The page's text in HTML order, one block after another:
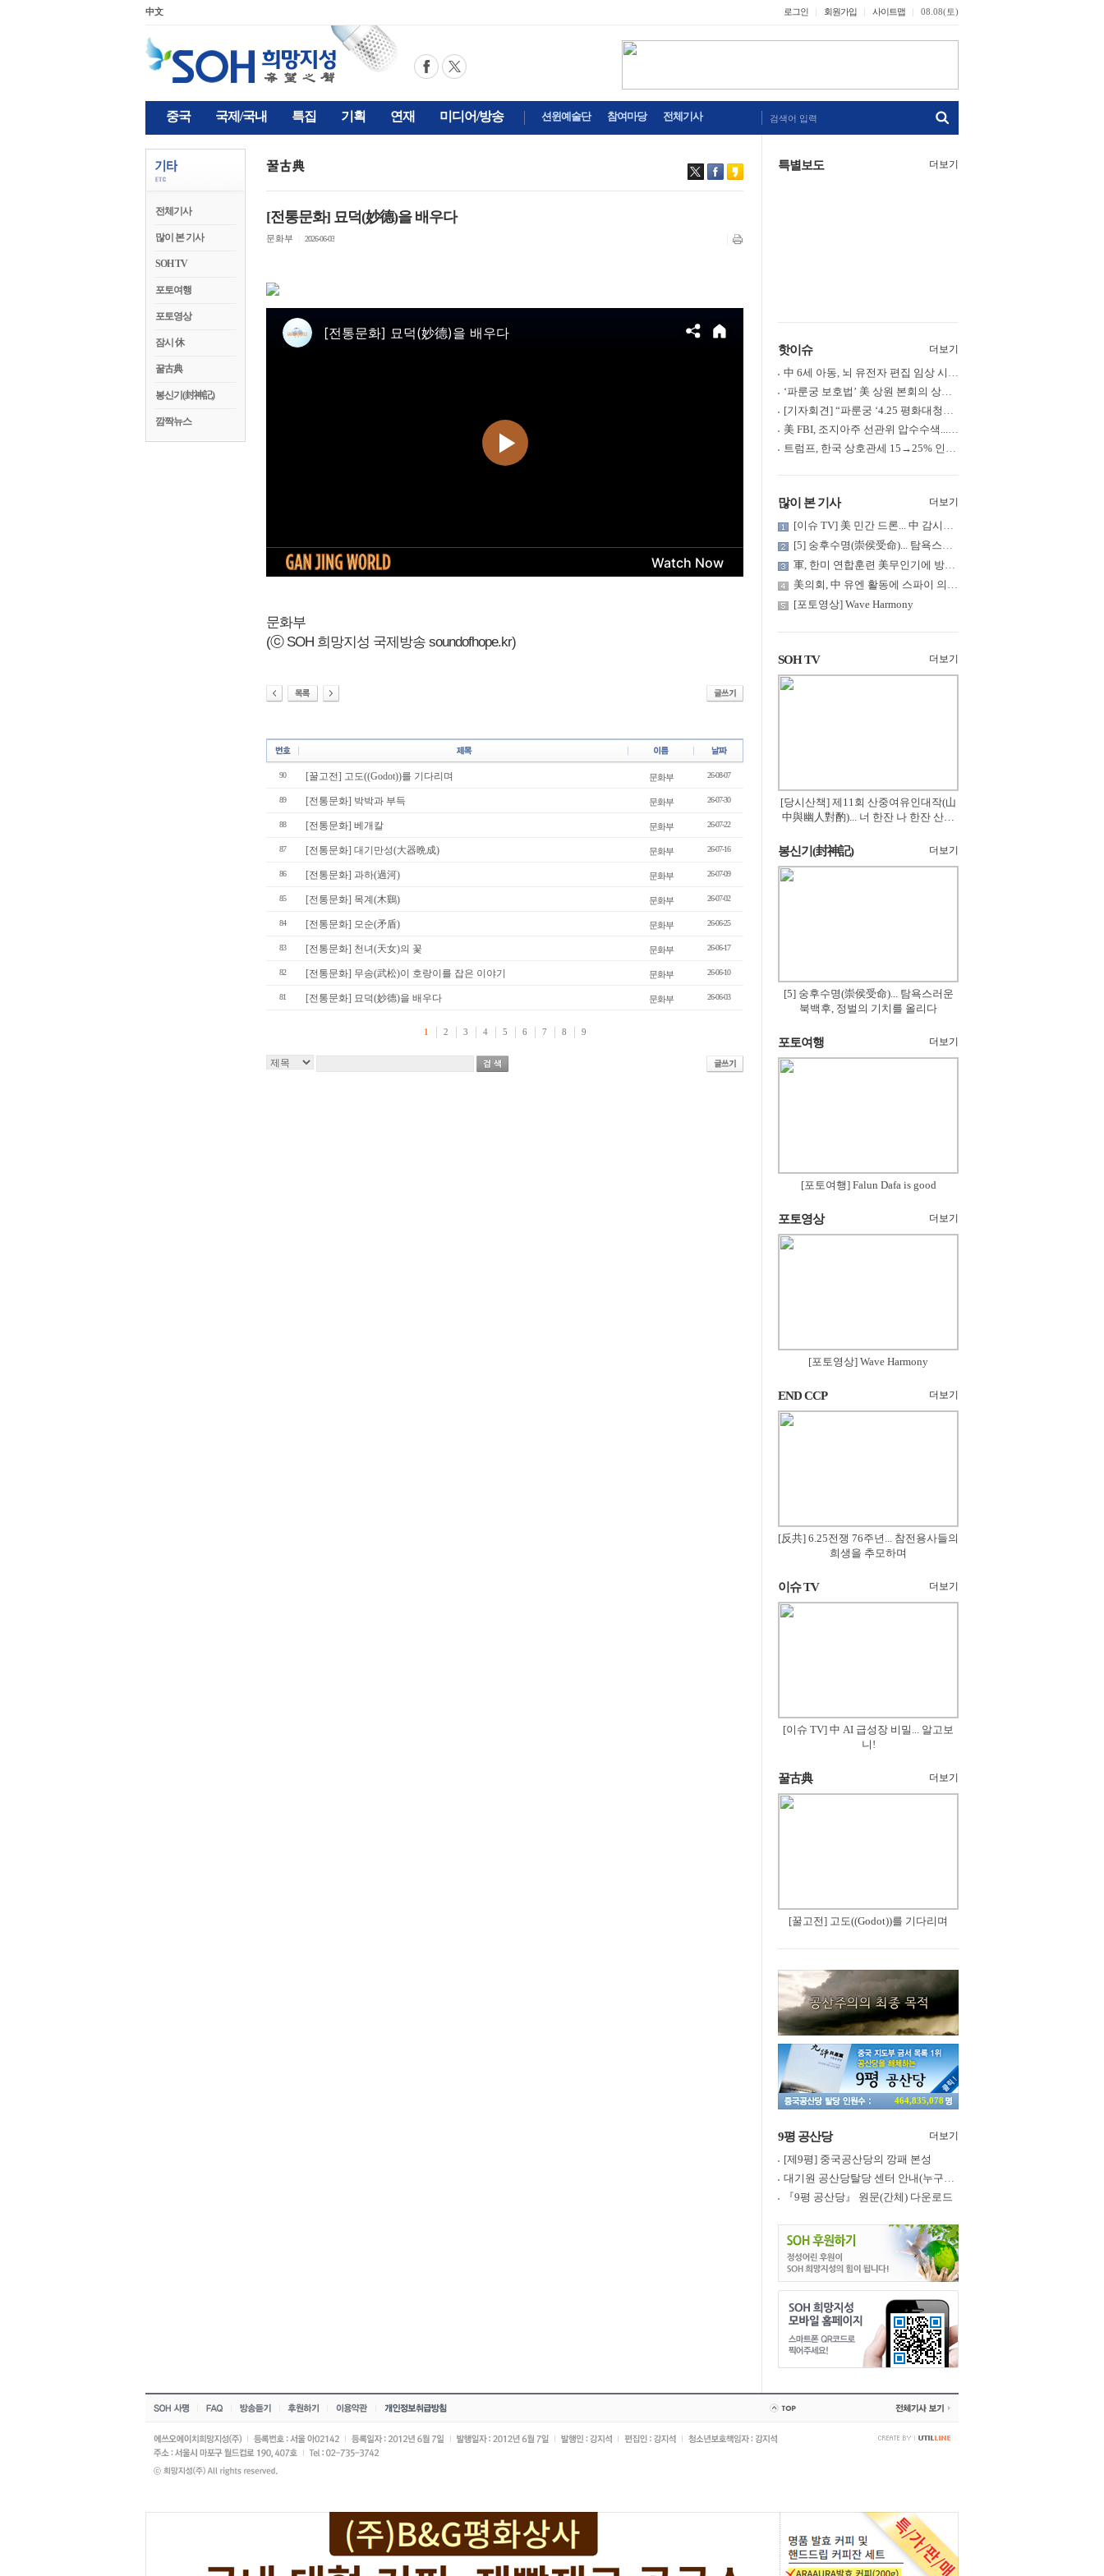
中文 로그인 회원가입 사이트맵 08.08(토)
중국 국제/국내 특집 기획 연재 미디어/방송 션윈예술단 참여마당 전체기사 검색어 입력
전체기사
많이 본 기사
SOH TV
포토여행
포토영상
잠시 休
꿀古典
봉신기(封神記)
깜짝뉴스
[전통문화] 묘덕(妙德)을 배우다
문화부 2026-06-03
문화부
(ⓒ SOH 희망지성 국제방송 soundofhope.kr)
90 [꿀고전] 고도((Godot))를 기다리며 문화부 26-08-07
89 [전통문화] 박박과 부득 문화부 26-07-30
88 [전통문화] 베개칼 문화부 26-07-22
87 [전통문화] 대기만성(大器晩成) 문화부 26-07-16
86 [전통문화] 과하(過河) 문화부 26-07-09
85 [전통문화] 목계(木鷄) 문화부 26-07-02
84 [전통문화] 모순(矛盾) 문화부 26-06-25
83 [전통문화] 천녀(天女)의 꽃 문화부 26-06-17
82 [전통문화] 무송(武松)이 호랑이를 잡은 이야기 문화부 26-06-10
81 [전통문화] 묘덕(妙德)을 배우다 문화부 26-06-03
1 2 3 4 5 6 7 8 9
특별보도 더보기
핫이슈 더보기
中 6세 아동, 뇌 유전자 편집 임상 시험 중 사망... 의료진 1년간 ....
‘파룬궁 보호법’ 美 상원 본회의 상정... 최종 입법 ‘초읽기’
[기자회견] “파룬궁 ‘4.25 평화대청원’ 기념 & 중공의 션윈 공연 .....
美 FBI, 조지아주 선관위 압수수색... 트럼프 “부정선거 증거 확보....
트럼프, 한국 상호관세 15→25% 인상... “韓 국회 무력합의 미비준”....
많이 본 기사 더보기
[이슈 TV] 美 민간 드론... 中 감시망 뚫고 군함 근접 촬영
[5] 숭후수명(崇侯受命)... 탐욕스러운 북백후, 정벌의 기치를 올.....
軍, 한미 연합훈련 美무인기에 방공태세 발령... 왜?
美의회, 中 유엔 활동에 스파이 의혹 제기
[포토영상] Wave Harmony
SOH TV 더보기
[당시산책] 제11회 산중여유인대작(山
中與幽人對酌)... 너 한잔 나 한잔 산의
봉신기(封神記) 더보기
[5] 숭후수명(崇侯受命)... 탐욕스러운
북백후, 정벌의 기치를 올리다
포토여행 더보기
[포토여행] Falun Dafa is good
포토영상 더보기
[포토영상] Wave Harmony
END CCP 더보기
[反共] 6.25전쟁 76주년... 참전용사들의
희생을 추모하며
이슈 TV 더보기
[이슈 TV] 中 AI 급성장 비밀... 알고보
니!
꿀古典 더보기
[꿀고전] 고도((Godot))를 기다리며
464,835,078
9평 공산당 더보기
[제9평] 중국공산당의 깡패 본성
대기원 공산당탈당 센터 안내(누구나 쉽게 退黨, 退團, 退隊 가능)
『9평 공산당』 원문(간체) 다운로드